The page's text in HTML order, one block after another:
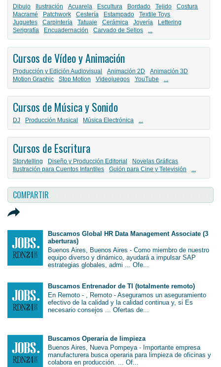
Dibujo Ilustración Acuarela Escultura Bordado Tejido
Costura
Macramé
Patchwork Cestería Estampado
Textile Toys
Juguetes
Carpintería Tatuaje Cerámica Joyería
Lettering
Serigrafía
Encuadernación Carvado de Sellos ...
Cursos de Vídeo y Animación
Producción y Edición Audiovisual Animación 2D
Animación 3D
Motion Graphic
Stop Motion Videojuegos YouTube ...
Cursos de Música y Sonido
DJ Producción Musical Música Electrónica ...
Cursos de Escritura
Storytelling Diseño y Producción Editorial
Novelas Gráficas
Ilustración para Cuentos Infantiles
Guión para Cine y Televisión ...
COMPARTIR
Buscamos Global HR Data Management Associate (3
aberturas)
Buenos Aires, Buenos Aires - Como miembro de nuestro
equipo diverso y dinámico, ayudará a impulsar SAP
estrategias globales, admi ... Ofe...
Buscamos Entrenador de TI (totalmente remoto)
En Remoto - , Remoto - Aseguramos un aseguramiento
efectivo de la calidad y la calidad continua y, si Es
necesario consejos ... Ofertas de...
Buscamos Operaria de limpieza
Buenos Aires, Nueva Pompeya - Importante empresa
manufacturera busca operaria para limpieza de oficinas y
colabora en producción. ... Of...